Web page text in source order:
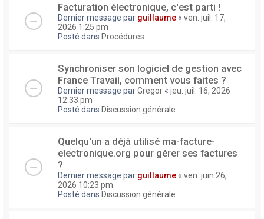
Facturation électronique, c'est parti !
Dernier message par guillaume « ven. juil. 17,
2026 1:25 pm
Posté dans Procédures
Synchroniser son logiciel de gestion avec
France Travail, comment vous faites ?
Dernier message parGregor « jeu. juil. 16, 2026
12:33 pm
Posté dans Discussion générale
Quelqu'un a déjà utilisé ma-facture-
electronique.org pour gérer ses factures
?
Dernier message par guillaume « ven. juin 26,
2026 10:23 pm
Posté dans Discussion générale